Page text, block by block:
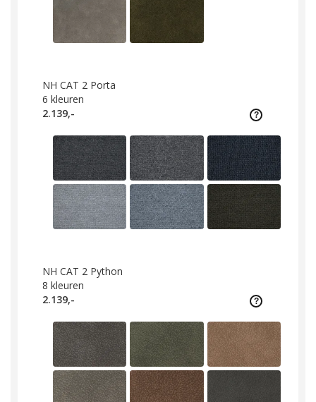
NH CAT 2 Porta
6 kleuren
2.139,-
NH CAT 2 Python
8 kleuren
2.139,-